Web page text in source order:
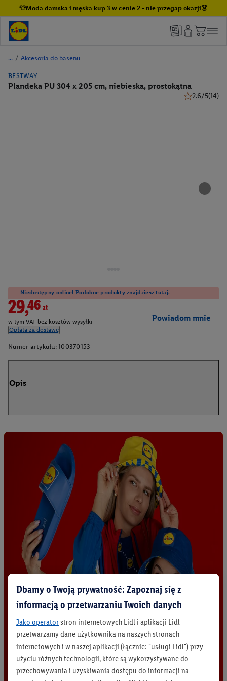
👕Moda damska i męska kup 3 w cenie 2 - nie przegap okazji👗
/ Akcesoria do basenu
BESTWAY
Plandeka PU 304 x 205 cm, niebieska, prostokątna
2.6/5(14)
Niedostępny online! Podobne produkty znajdziesz tutaj.
29,46zł
w tym VAT bez kosztów wysyłki
Opłata za dostawę
Powiadom mnie
Numer artykułu: 100370153
Opis
Dbamy o Twoją prywatność: Zapoznaj się z
informacją o przetwarzaniu Twoich danych
Jako operatorstron internetowych Lidl i aplikacji Lidl
przetwarzamy dane użytkownika na naszych stronach
internetowych i w naszej aplikacji (łącznie: "usługi Lidl") przy
użyciu różnych technologii, które są wykorzystywane do
przechowywania i uzyskiwania dostępu do informacji na